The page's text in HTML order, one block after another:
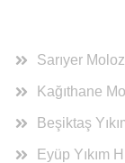
Sarıyer Moloz
Kağıthane
Beşiktaş
Eyüp Yıkım